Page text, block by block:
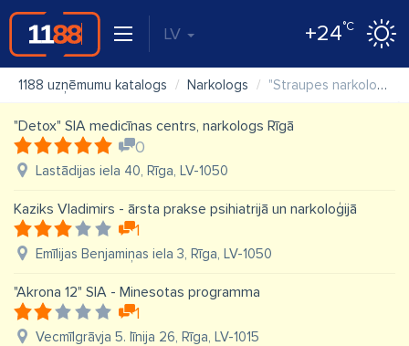
LV +24°C
1188 uzņēmumu katalogs Narkologs "Straupes narkologu centrs" SIA
"Detox" SIA medicīnas centrs, narkologs Rīgā
0
Lastādijas iela 40, Rīga, LV-1050
Kaziks Vladimirs - ārsta prakse psihiatrijā un narkoloģijā
1
Emīlijas Benjamiņas iela 3, Rīga, LV-1050
"Akrona 12" SIA - Minesotas programma
1
Vecmīlgrāvja 5. līnija 26, Rīga, LV-1015